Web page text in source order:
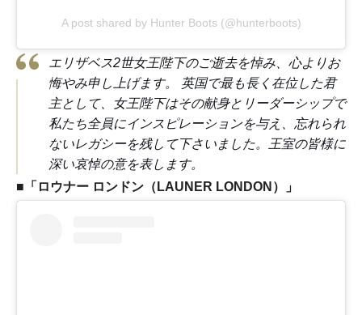
A post shared by Hunter Boots (@hunterboots)
エリザベス2世女王陛下のご逝去を悼み、心よりお
悔やみ申し上げます。 ⁣英国で最も長く在位した君
主として、女王陛下はその献身とリーダーシップで
私たち全員にインスピレーションを与え、忘れられ
ないレガシーを残して下さいました。王室の皆様に
深い哀悼の意を表します。
■「ロウナー ロンドン（LAUNER LONDON）」